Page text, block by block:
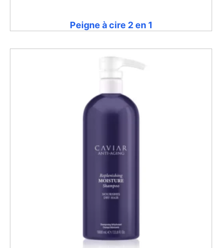
Peigne à cire 2 en 1